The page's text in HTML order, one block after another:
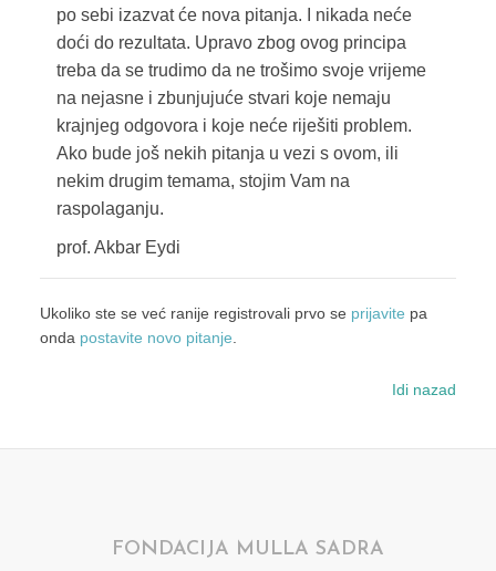
po sebi izazvat će nova pitanja. I nikada neće
doći do rezultata. Upravo zbog ovog principa
treba da se trudimo da ne trošimo svoje vrijeme
na nejasne i zbunjujuće stvari koje nemaju
krajnjeg odgovora i koje neće riješiti problem.
Ako bude još nekih pitanja u vezi s ovom, ili
nekim drugim temama, stojim Vam na
raspolaganju.
prof. Akbar Eydi
Ukoliko ste se već ranije registrovali prvo se prijavite pa
onda postavite novo pitanje.
Idi nazad
FONDACIJA MULLA SADRA